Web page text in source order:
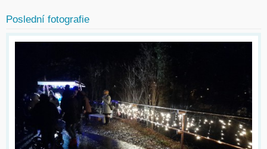
Poslední fotografie